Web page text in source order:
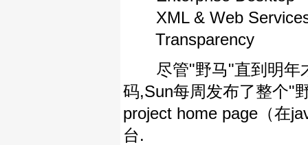
XML & Web
Transparency
尽管"野马"直到明年
码,Sun每周发布了整个"
project home page（在
台.